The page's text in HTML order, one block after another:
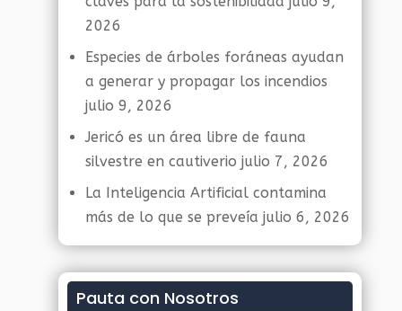
2026
Especies de árboles foráneas ayudan
a generar y propagar los incendios
julio 9, 2026
Jericó es un área libre de fauna
silvestre en cautiverio julio 7, 2026
La Inteligencia Artificial contamina
más de lo que se preveía julio 6, 2026
Pauta con Nosotros